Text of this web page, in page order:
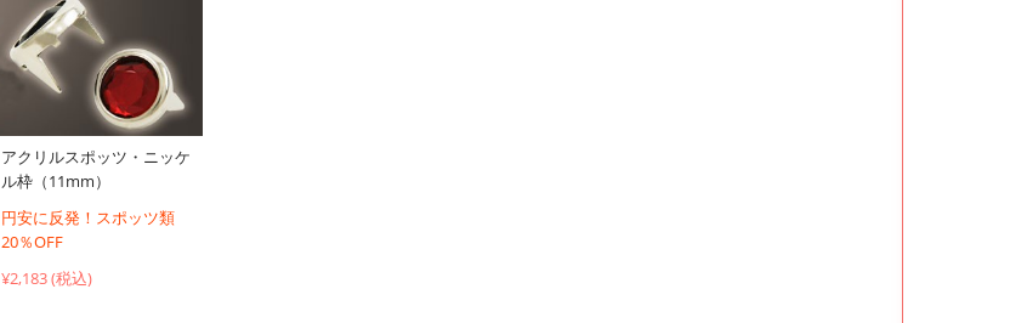
アクリルスポッツ・ニッケ
ル枠（11mm）
円安に反発！スポッツ類
20％OFF
¥2,183 (税込)